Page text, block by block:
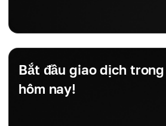
Bắt đầu giao dịch
hôm nay!